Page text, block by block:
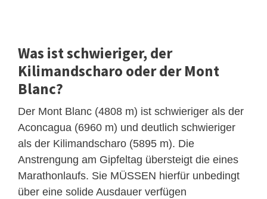
Was ist schwieriger, der
Kilimandscharo oder der Mont
Blanc?
Der Mont Blanc (4808 m) ist schwieriger als der
Aconcagua (6960 m) und deutlich schwieriger
als der Kilimandscharo (5895 m). Die
Anstrengung am Gipfeltag übersteigt die eines
Marathonlaufs. Sie MÜSSEN hierfür unbedingt
über eine solide Ausdauer verfügen